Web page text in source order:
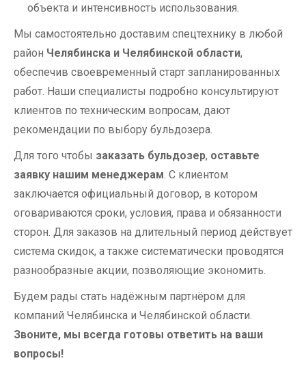
объекта и интенсивность использования.
Мы самостоятельно доставим спецтехнику в любой
район Челябинска и Челябинской области,
обеспечив своевременный старт запланированных
работ. Наши специалисты подробно консультируют
клиентов по техническим вопросам, дают
рекомендации по выбору бульдозера.
Для того чтобы заказать бульдозер, оставьте
заявку нашим менеджерам. С клиентом
заключается официальный договор, в котором
оговариваются сроки, условия, права и обязанности
сторон. Для заказов на длительный период действует
система скидок, а также систематически проводятся
разнообразные акции, позволяющие экономить.
Будем рады стать надёжным партнёром для
компаний Челябинска и Челябинской области.
Звоните, мы всегда готовы ответить на ваши
вопросы!